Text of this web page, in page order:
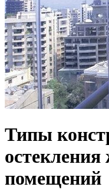
Типы
помещений